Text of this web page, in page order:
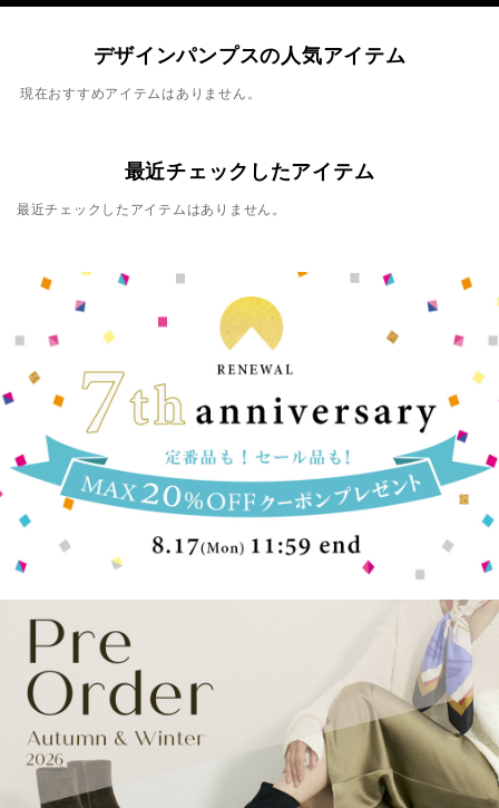
デザインパンプスの人気アイテム
現在おすすめアイテムはありません。
最近チェックしたアイテム
最近チェックしたアイテムはありません。